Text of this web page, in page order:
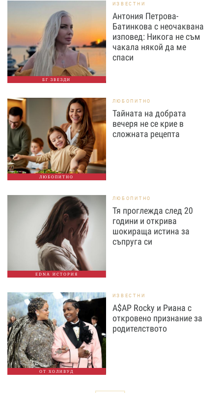
БГ ЗВЕЗДИ
ИЗВЕСТНИ
Антония Петрова-
Батинкова с неочаквана
изповед: Никога не съм
чакала някой да ме
спаси
ЛЮБОПИТНО
ЛЮБОПИТНО
Тайната на добрата
вечеря не се крие в
сложната рецепта
EDNA ИСТОРИЯ
ЛЮБОПИТНО
Тя проглежда след 20
години и открива
шокираща истина за
съпруга си
ОТ ХОЛИВУД
ИЗВЕСТНИ
A$AP Rocky и Риана с
откровено признание за
родителството